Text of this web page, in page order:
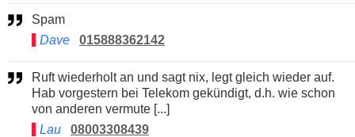
Spam
Dave
015888362142
Ruft wiederholt an und sagt nix, legt gleich wieder auf.
Hab vorgestern bei Telekom gekündigt, d.h. wie schon
von anderen vermute [...]
Lau
08003308439